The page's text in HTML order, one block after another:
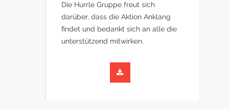
Die Hurrle Gruppe freut sich
darüber, dass die Aktion Anklang
findet und bedankt sich an alle die
unterstützend mitwirken.